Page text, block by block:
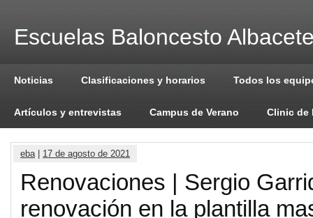
Escuelas Baloncesto
Noticias Clasificaciones y horarios Todos los
Artículos y entrevistas Campus de Verano Clinic de
eba| 17 de agosto de 2021
Renovaciones | Sergio
renovación en la plantilla